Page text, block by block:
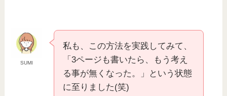
SUMI
私も、この方法を実践してみて、
「3ページも書いたら、もう考え
る事が無くなった。」という状態
に至りました(笑)